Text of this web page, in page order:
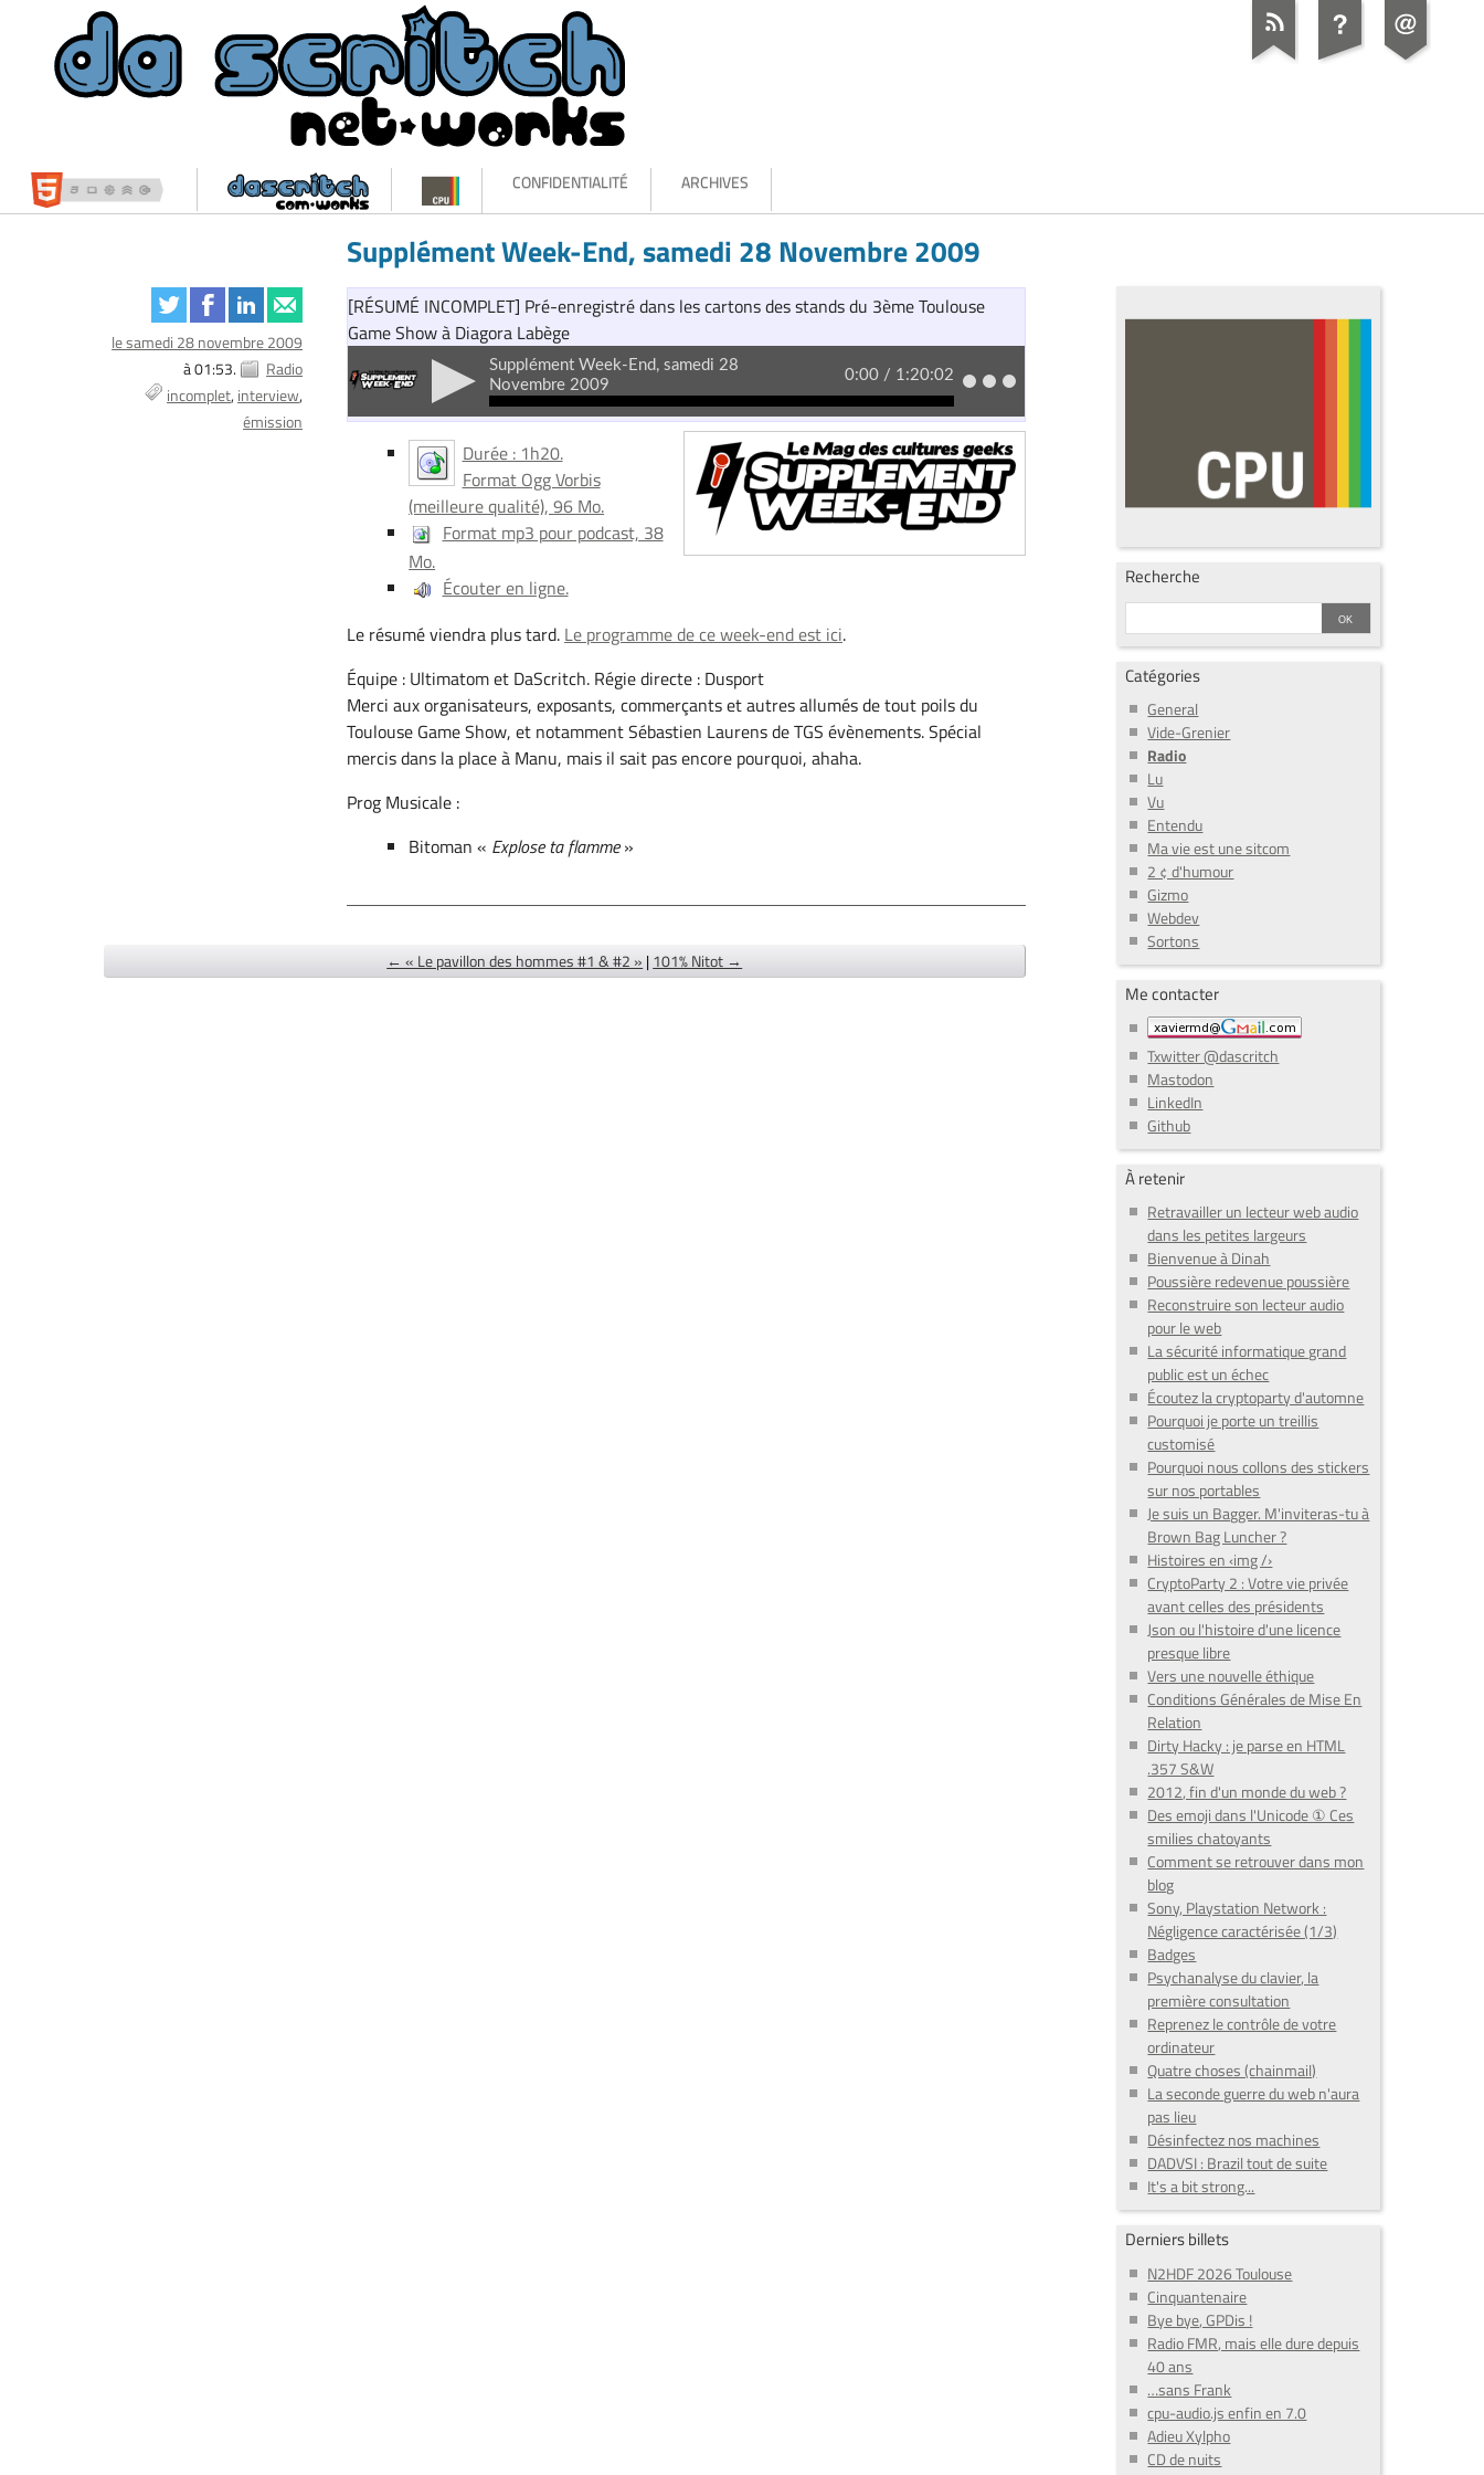
CONFIDENTIALITÉ ARCHIVES
Supplément Week-End, samedi 28 Novembre 2009
le samedi 28 novembre 2009
à 01:53.
Radio
incomplet interview
émission
[RÉSUMÉ INCOMPLET] Pré-enregistré dans les cartons des stands du 3ème Toulouse
Game Show à Diagora Labège
Durée : 1h20.
Format Ogg Vorbis
(meilleure qualité), 96 Mo.
Format mp3 pour podcast, 38
Mo.
Écouter en ligne.
Le résumé viendra plus tard. Le programme de ce week-end est ici.
Équipe : Ultimatom et DaScritch. Régie directe : Dusport
Merci aux organisateurs, exposants, commerçants et autres allumés de tout poils du
Toulouse Game Show, et notamment Sébastien Laurens de TGS évènements. Spécial
mercis dans la place à Manu, mais il sait pas encore pourquoi, ahaha.
Prog Musicale :
Bitoman « Explose ta flamme»
← « Le pavillon des hommes #1 & #2 » |101% Nitot →
Recherche
Catégories
General
Vide-Grenier
Radio
Lu
Vu
Entendu
Ma vie est une sitcom
2 ¢ d'humour
Gizmo
Webdev
Sortons
Me contacter
Txwitter @dascritch
Mastodon
LinkedIn
Github
À retenir
Retravailler un lecteur web audio
dans les petites largeurs
Bienvenue à Dinah
Poussière redevenue poussière
Reconstruire son lecteur audio
pour le web
La sécurité informatique grand
public est un échec
Écoutez la cryptoparty d'automne
Pourquoi je porte un treillis
customisé
Pourquoi nous collons des stickers
sur nos portables
Je suis un Bagger. M'inviteras-tu à
Brown Bag Luncher ?
Histoires en ‹img /›
CryptoParty 2 : Votre vie privée
avant celles des présidents
Json ou l'histoire d'une licence
presque libre
Vers une nouvelle éthique
Conditions Générales de Mise En
Relation
Dirty Hacky : je parse en HTML
.357 S&W
2012, fin d'un monde du web ?
Des emoji dans l'Unicode ① Ces
smilies chatoyants
Comment se retrouver dans mon
blog
Sony, Playstation Network :
Négligence caractérisée (1/3)
Badges
Psychanalyse du clavier, la
première consultation
Reprenez le contrôle de votre
ordinateur
Quatre choses (chainmail)
La seconde guerre du web n'aura
pas lieu
Désinfectez nos machines
DADVSI : Brazil tout de suite
It's a bit strong...
Derniers billets
N2HDF 2026 Toulouse
Cinquantenaire
Bye bye, GPDis !
Radio FMR, mais elle dure depuis
40 ans
…sans Frank
cpu-audio.js enfin en 7.0
Adieu Xylpho
CD de nuits